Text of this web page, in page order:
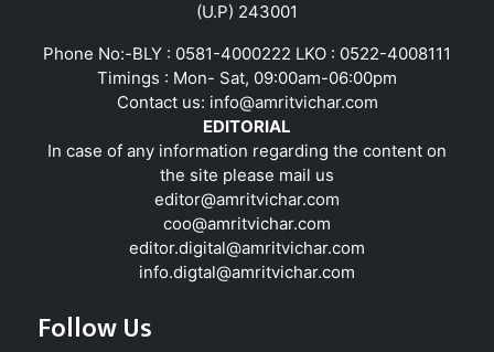
(U.P) 243001
Phone No:-BLY : 0581-4000222 LKO : 0522-4008111
Timings : Mon- Sat, 09:00am-06:00pm
Contact us: info@amritvichar.com
EDITORIAL
In case of any information regarding the content on
the site please mail us
editor@amritvichar.com
coo@amritvichar.com
editor.digital@amritvichar.com
info.digtal@amritvichar.com
Follow Us